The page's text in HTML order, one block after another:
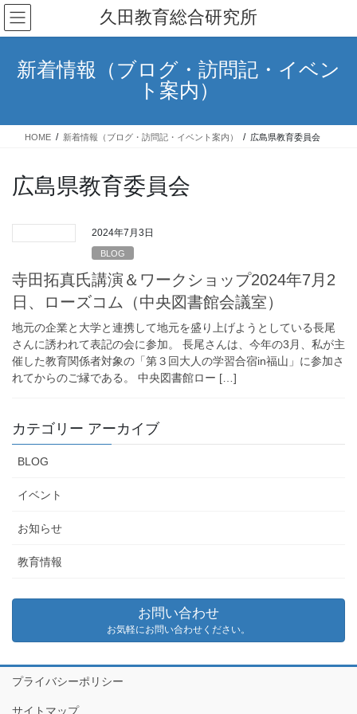
コ
ン
テ
キ
ナ
ビ
ゲ
に
久田教育総合研究所
新着情報（ブログ・訪問記・イベン
ト案内）
HOME 新着情報（ブログ・訪問記・イベント案内） 広島県教育委員会
広島県教育委員会
2024年7月3日
BLOG
寺田拓真氏講演＆ワークショップ2024年7月2
日、ローズコム（中央図書館会議室）
地元の企業と大学と連携して地元を盛り上げようとしている長尾
さんに誘われて表記の会に参加。 長尾さんは、今年の3月、私が主
催した教育関係者対象の「第３回大人の学習合宿in福山」に参加さ
れてからのご縁である。 中央図書館ロー […]
カテゴリー アーカイブ
BLOG
イベント
お知らせ
教育情報
お問い合わせ
お気軽にお問い合わせください。
プライバシーポリシー
サイトマップ